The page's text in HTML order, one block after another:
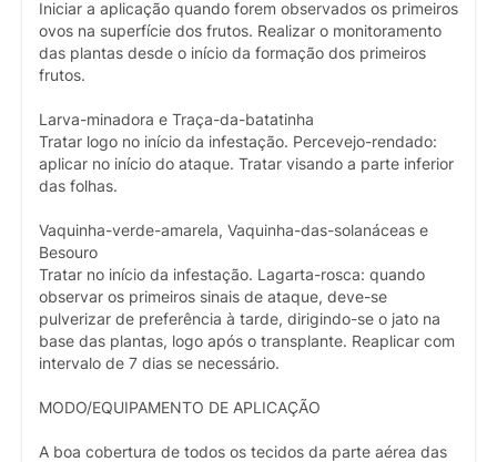
Iniciar a aplicação quando forem observados os primeiros
ovos na superfície dos frutos. Realizar o monitoramento
das plantas desde o início da formação dos primeiros
frutos.
Larva-minadora e Traça-da-batatinha
Tratar logo no início da infestação. Percevejo-rendado:
aplicar no início do ataque. Tratar visando a parte inferior
das folhas.
Vaquinha-verde-amarela, Vaquinha-das-solanáceas e
Besouro
Tratar no início da infestação. Lagarta-rosca: quando
observar os primeiros sinais de ataque, deve-se
pulverizar de preferência à tarde, dirigindo-se o jato na
base das plantas, logo após o transplante. Reaplicar com
intervalo de 7 dias se necessário.
MODO/EQUIPAMENTO DE APLICAÇÃO
A boa cobertura de todos os tecidos da parte aérea das